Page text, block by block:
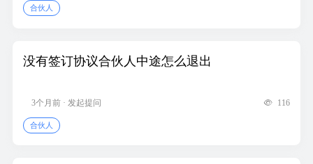
合伙人
没有签订协议合伙人中途怎么退出
3个月前 · 发起提问 116
合伙人